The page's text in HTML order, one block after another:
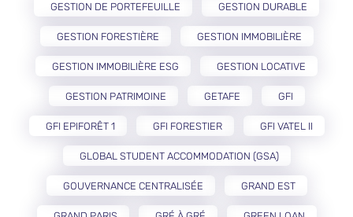
GESTION DE PORTEFEUILLE GESTION DURABLE
GESTION FORESTIÈRE GESTION IMMOBILIÈRE
GESTION IMMOBILIÈRE ESG GESTION LOCATIVE
GESTION PATRIMOINE GETAFE GFI
GFI EPIFORÊT 1 GFI FORESTIER GFI VATEL II
GLOBAL STUDENT ACCOMMODATION (GSA)
GOUVERNANCE CENTRALISÉE GRAND EST